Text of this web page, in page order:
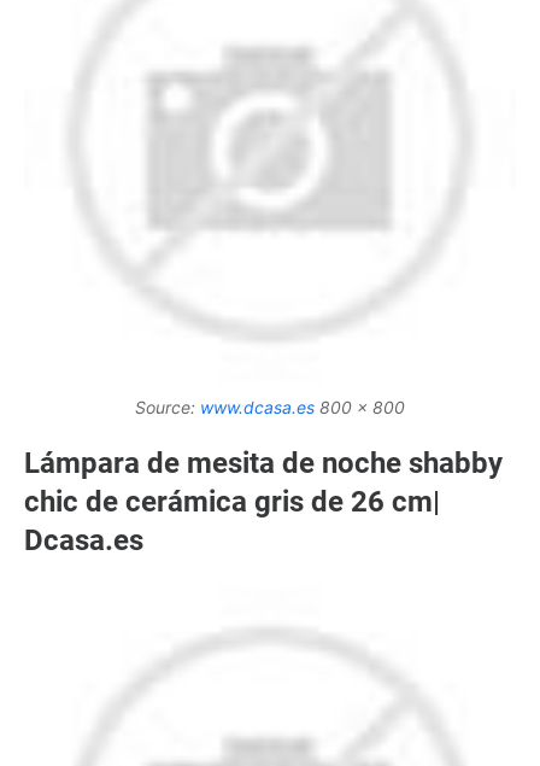
Source: www.dcasa.es 800 x 800
Lámpara de mesita de noche shabby
chic de cerámica gris de 26 cm|
Dcasa.es